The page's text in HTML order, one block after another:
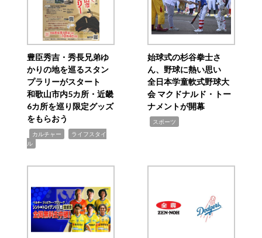
豊臣秀吉・秀長兄弟ゆ
かりの地を巡るスタン
プラリーがスタート
和歌山市内5カ所・近畿
6カ所を巡り限定グッズ
をもらおう
カルチャー
ライフスタイ
ル
始球式の杉谷拳士さ
ん、野球に熱い思い
全日本学童軟式野球大
会 マクドナルド・トー
ナメントが開幕
スポーツ